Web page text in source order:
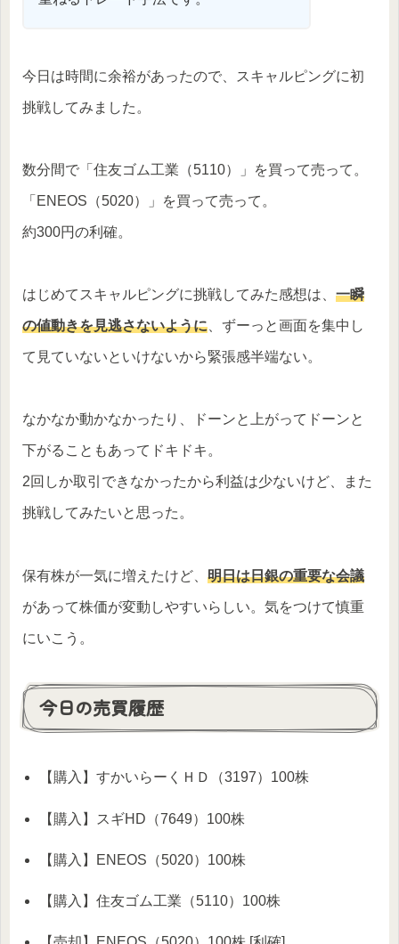
今日は時間に余裕があったので、スキャルピングに初
挑戦してみました。
数分間で「住友ゴム工業（5110）」を買って売って。
「ENEOS（5020）」を買って売って。
約300円の利確。
はじめてスキャルピングに挑戦してみた感想は、 一瞬
の値動きを見逃さないように 、ずーっと画面を集中し
て見ていないといけないから緊張感半端ない。
なかなか動かなかったり、ドーンと上がってドーンと
下がることもあってドキドキ。
2回しか取引できなかったから利益は少ないけど、また
挑戦してみたいと思った。
保有株が一気に増えたけど、 明日は日銀の重要な会議
があって株価が変動しやすいらしい。気をつけて慎重
にいこう。
今日の売買履歴
【購入】すかいらーくＨＤ（3197）100株
【購入】スギHD（7649）100株
【購入】ENEOS（5020）100株
【購入】住友ゴム工業（5110）100株